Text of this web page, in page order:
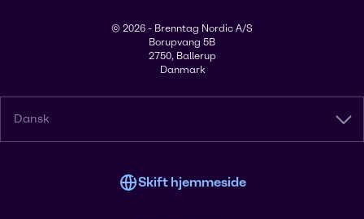
© 2026 - Brenntag Nordic A/S
Borupvang 5B
2750, Ballerup
Danmark
Dansk
Skift hjemmeside